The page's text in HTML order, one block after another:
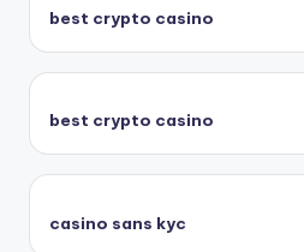
best crypto casino
best crypto casino
casino sans kyc